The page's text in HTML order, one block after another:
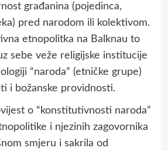
građanina (pojedinca,
pred narodom ili kolektivom.
etnopolitka na Balknau to
sebe veže religijske institucije
“naroda” (etničke grupe)
i božanske providnosti.
o “konstitutivnosti naroda”
i njezinih zagovornika
smjeru i sakrila od